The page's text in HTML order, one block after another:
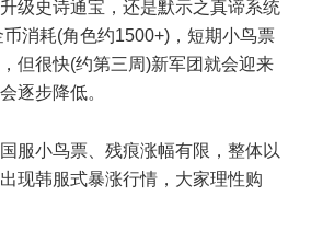
级史诗通宝，还是默示之真谛系统
消耗(角色约1500+)，短期小鸟票
但很快(约第三周)新军团就会迎来
逐步降低。
服小鸟票、残痕涨幅有限，整体以
现韩服式暴涨行情，大家理性购